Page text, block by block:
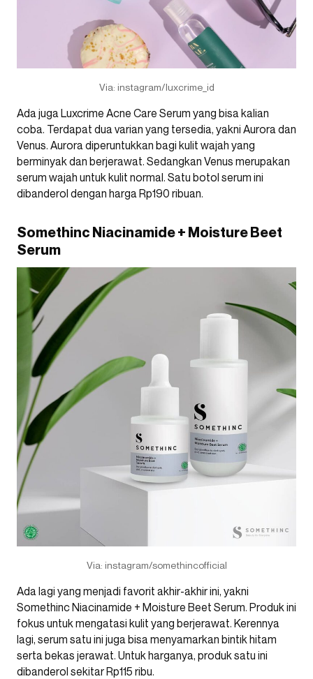
Via: instagram/luxcrime_id
Ada juga Luxcrime Acne Care Serum yang bisa kalian
coba. Terdapat dua varian yang tersedia, yakni Aurora dan
Venus. Aurora diperuntukkan bagi kulit wajah yang
berminyak dan berjerawat. Sedangkan Venus merupakan
serum wajah untuk kulit normal. Satu botol serum ini
dibanderol dengan harga Rp190 ribuan.
Somethinc Niacinamide + Moisture Beet
Serum
Via: instagram/somethincofficial
Ada lagi yang menjadi favorit akhir-akhir ini, yakni
Somethinc Niacinamide + Moisture Beet Serum. Produk ini
fokus untuk mengatasi kulit yang berjerawat. Kerennya
lagi, serum satu ini juga bisa menyamarkan bintik hitam
serta bekas jerawat. Untuk harganya, produk satu ini
dibanderol sekitar Rp115 ribu.